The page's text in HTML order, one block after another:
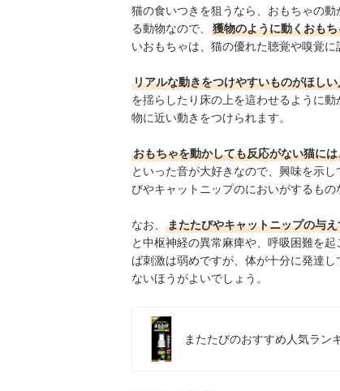
猫の食いつきを狙うなら、おもちゃの
る動物なので、
獲物のように動くおも
いおもちゃは、猫の優れた聴覚や嗅覚に
リアルな動きをつけやすいものがほし
を揺らしたり床の上を這わせるように
物に近い動きをつけられます。
おもちゃを動かしても反応がない猫に
といった音が大好きなので、興味を示
びやキャットニップのにおいがするもの
なお、 またたびやキャットニップの与
と中枢神経の異常麻痺や、呼吸困難を
ば刺激は弱めですが、体が十分に発達
ないほうがよいでしょう。
またたびのおすすめ人気ラン